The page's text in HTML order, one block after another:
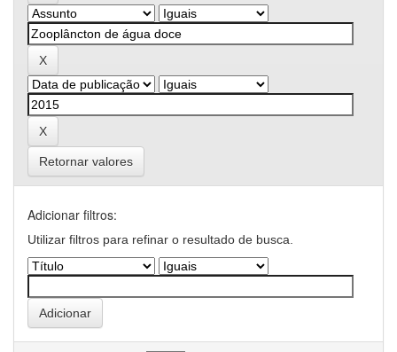
Retornar valores
Adicionar filtros:
Utilizar filtros para refinar o resultado de busca.